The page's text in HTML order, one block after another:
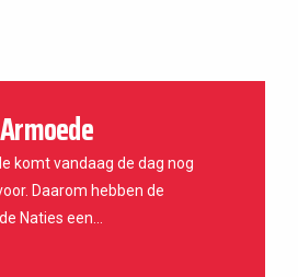
komt vandaag de dag nog
Daarom hebben de
Naties een...